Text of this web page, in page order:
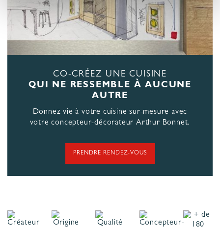
CO-CRÉEZ UNE CUISINE
QUI NE RESSEMBLE À AUCUNE
AUTRE
Donnez vie à votre cuisine sur-mesure avec
votre concepteur-décorateur Arthur Bonnet.
PRENDRE RENDEZ-VOUS